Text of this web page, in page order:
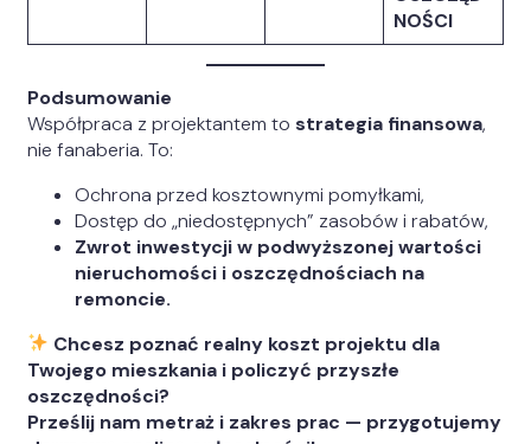
NOŚCI
Podsumowanie
Współpraca z projektantem to strategia finansowa,
nie fanaberia. To:
Ochrona przed kosztownymi pomyłkami,
Dostęp do „niedostępnych” zasobów i rabatów,
Zwrot inwestycji w podwyższonej wartości
nieruchomości i oszczędnościach na
remoncie.
Chcesz poznać realny koszt projektu dla
Twojego mieszkania i policzyć przyszłe
oszczędności?
Prześlij nam metraż i zakres prac — przygotujemy